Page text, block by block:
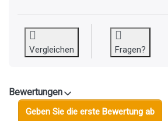
Vergleichen Fragen?
Bewertungen
Geben Sie die erste Bewertung ab